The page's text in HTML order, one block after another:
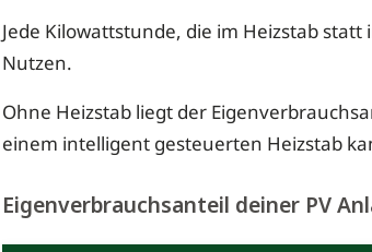
Jede Kilowattstunde, die im Heizstab
Nutzen.
Ohne Heizstab liegt der
einem intelligent gesteuerten Heizstab
Eigenverbrauchsanteil deiner PV